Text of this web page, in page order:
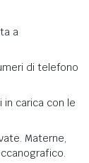
a
di telefono
in carica con le
Materne,